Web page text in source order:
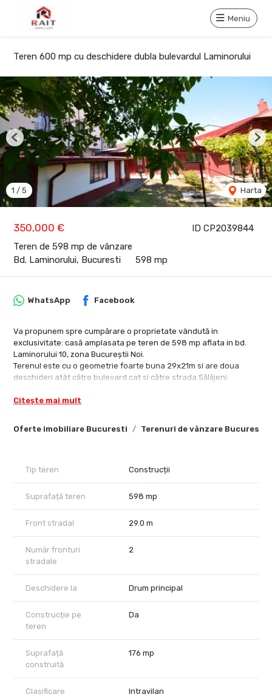
Meniu
Teren 600 mp cu deschidere dubla bulevardul Laminorului
ID CP2039844
350,000 €
Teren de 598 mp de vânzare
Bd. Laminorului, Bucuresti
598 mp
1 / 5 Harta
Previous
Oferte imobiliare Bucuresti Terenuri de vânzare Bucuresti
WhatsApp Facebook
Va propunem spre cumpărare o proprietate vândută in
exclusivitate: casă amplasata pe teren de 598 mp aflata in bd.
Laminorului 10, zona Bucureștii Noi.
Terenul este cu o geometrie foarte buna 29x21m si are doua
deschideri atât către bulevard cat si către strada Sălăjeni.
care casa 149 mp și garaj 26 mp.
efectuarea lucrărilor de construcție.
Citește mai mult
Tip teren Construcții
Suprafață teren 598 mp
Front stradal 29.0 m
Număr fronturi
stradale
2
Deschidere la Drum principal
Construcție pe
teren
Da
Suprafață
construită
176 mp
Clasificare Intravilan